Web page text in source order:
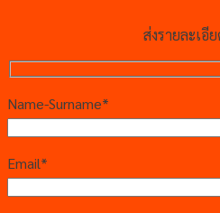
ส่งรายละเอี
Name-Surname*
Email*